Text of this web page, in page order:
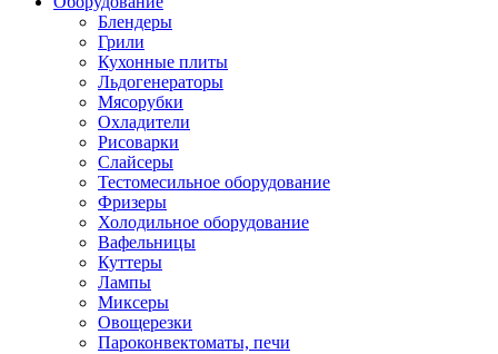
Блендеры
Грили
Кухонные плиты
Льдогенераторы
Мясорубки
Охладители
Рисоварки
Слайсеры
Тестомесильное оборудование
Фризеры
Холодильное оборудование
Вафельницы
Куттеры
Лампы
Миксеры
Овощерезки
Пароконвектоматы, печи